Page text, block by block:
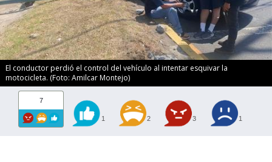
El conductor perdió el control del vehículo al intentar esquivar la
motocicleta. (Foto: Amilcar Montejo)
7
1 2 3 1